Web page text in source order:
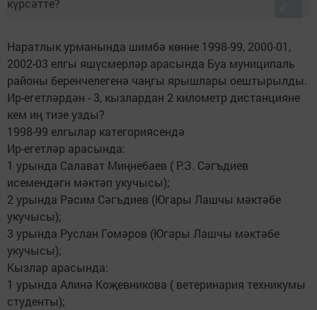
Наратлык урманында шимбә көнне 1998-99, 2000-01,
2002-03 елгы яшүсмерләр арасында Буа муниципаль
районы беренчелегенә чаңгы ярышлары оештырылды.
Ир-егетләрдән - 3, кызлардан 2 километр дистанцияне
кем иң тизе узды?
1998-99 елгылар категориясендә
Ир-егетләр арасында:
1 урында Салават Миңнебаев ( Р.З. Сәгъдиев
исемендәгн мәктәп укучысы);
2 урында Рәсим Сәгъдиев (Югары Лашчы мәктәбе
укучысы);
3 урында Руслан Гомәров (Югары Лашчы мәктәбе
укучысы);
Кызлар арасында:
1 урында Алинә Коҗевникова ( ветеринария техникумы
студенты);